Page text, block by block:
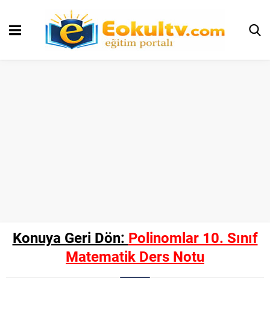
Konuya Geri Dön: Polinomlar 10. Sınıf
Matematik Ders Notu